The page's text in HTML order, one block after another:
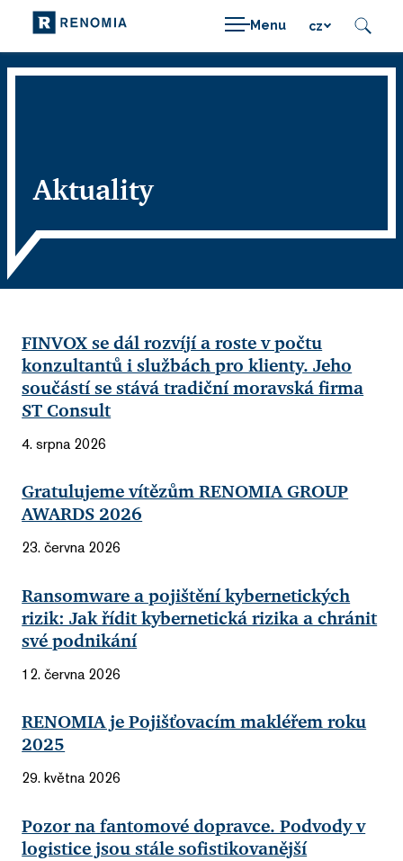
Menu cz
Aktuality
FINVOX se dál rozvíjí a roste v počtu
konzultantů i službách pro klienty. Jeho
součástí se stává tradiční moravská firma
ST Consult
4. srpna 2026
Gratulujeme vítězům RENOMIA GROUP
AWARDS 2026
23. června 2026
Ransomware a pojištění kybernetických
rizik: Jak řídit kybernetická rizika a chránit
své podnikání
12. června 2026
RENOMIA je Pojišťovacím makléřem roku
2025
29. května 2026
Pozor na fantomové dopravce. Podvody v
logistice jsou stále sofistikovanější